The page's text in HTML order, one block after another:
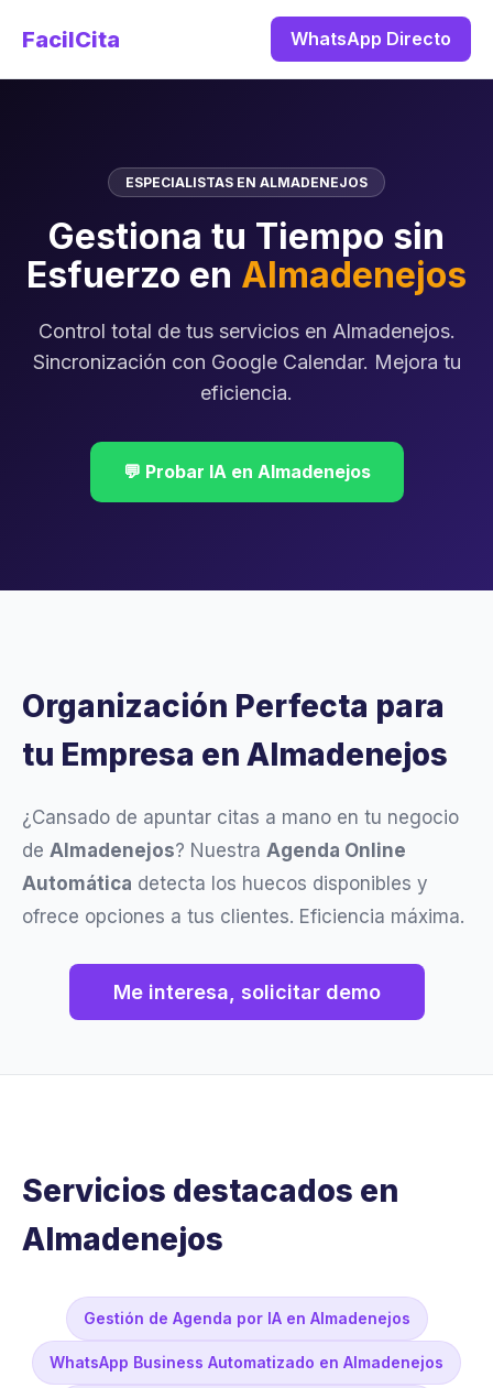
FacilCita WhatsApp Directo
ESPECIALISTAS EN ALMADENEJOS
Gestiona tu Tiempo sin
Esfuerzo en Almadenejos
Control total de tus servicios en Almadenejos.
Sincronización con Google Calendar. Mejora tu
eficiencia.
💬 Probar IA en Almadenejos
Organización Perfecta para
tu Empresa en Almadenejos
¿Cansado de apuntar citas a mano en tu negocio
de Almadenejos? Nuestra Agenda Online
Automática detecta los huecos disponibles y
ofrece opciones a tus clientes. Eficiencia máxima.
Me interesa, solicitar demo
Servicios destacados en
Almadenejos
Gestión de Agenda por IA en Almadenejos
WhatsApp Business Automatizado en Almadenejos